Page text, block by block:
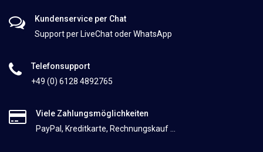
Kundenservice per Chat
Support per LiveChat oder WhatsApp
Telefonsupport
+49 (0) 6128 4892765
Viele Zahlungsmöglichkeiten
PayPal, Kreditkarte, Rechnungskauf ...